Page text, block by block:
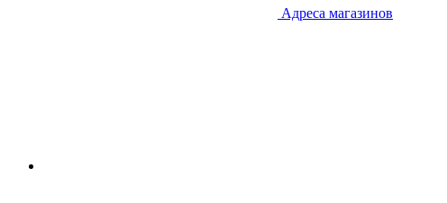
Адреса магазинов